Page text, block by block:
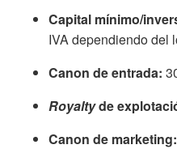
Capital mínimo/
IVA dependiendo del
Canon de entrada:
Royaltyde
Canon de marketing: